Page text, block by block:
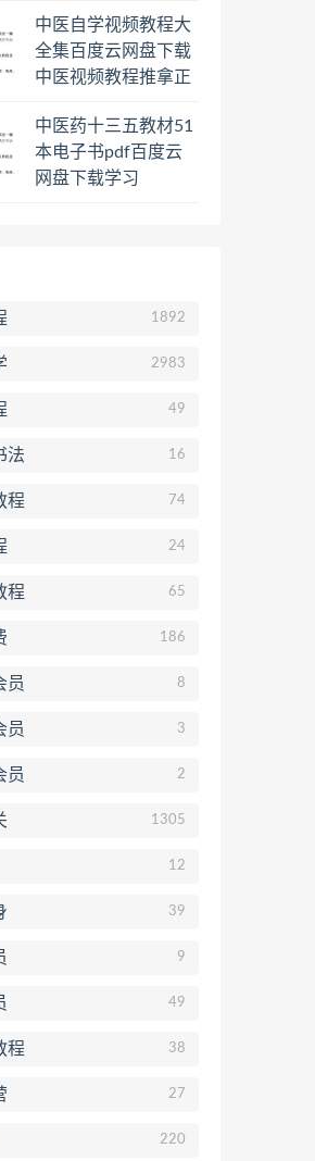
一二三辑合集百度云
网盘下载学习
中医自学视频教程大
全集百度云网盘下载
中医视频教程推拿正
经络脉诊面诊舌诊手
诊私密终身会员百度
网盘共享群
中医药十三五教材51
本电子书pdf百度云
网盘下载学习
1892
2983
49
法 16
程 74
24
程 65
186
员 8
员 3
员 2
1305
12
39
9
49
程 38
27
220